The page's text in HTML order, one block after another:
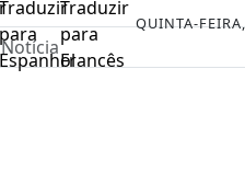
QUINTA-